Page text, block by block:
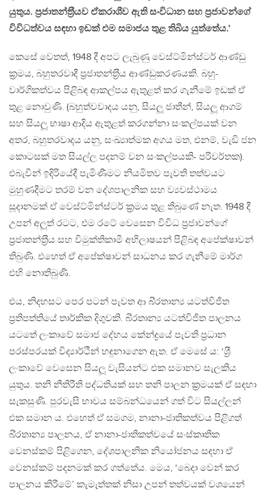
යුතුය. ප‍්‍රජාතන්ත‍්‍රීයව ඒකරාශීව ඇති සංවිධාන සහ ප‍්‍රජාවන්ගේ
විවිධත්වය සඳහා ඉඩක් එම සමාජය තුළ තිබිය යුත්තේය.’
කෙසේ වෙතත්, 1948 දී අපට ලැබුණු වෙස්ට්මින්ස්ටර් ආණ්ඩු
ක‍්‍රමය, බහුතරවාදී ප‍්‍රජාතන්ත‍්‍රීය ආණ්ඩුකරණයකි. බහු-
වාර්ගිකත්වය පිළිබඳ ආකල්පය ඇතුළත් කර ගැනීමේ ඉඩක් ඒ
තුළ නොවුණි. (බහුත්වවාදය යනු, සියලූ ජාතීන්, සියලූ ආගම්
සහ සියලූ භාෂා ආදිය ඇතුළත් කරගන්නා සංකල්පයක් වන
අතර, බහුතරවාදය යනු, සංඛ්‍යාත්මක අගය මත, එනම්, වැඩි ජන
කොටසක් මත සියල්ල පදනම් වන සංකල්පයකි- පරිවර්තක).
එබැවින් ඉදිරියේදී පැමිණීමට නියමිතව පැවති තත්වයට
මුහුණදීමට තරම් වන දේශපාලනික සහ ව්‍යවස්ථාමය
සූදානමක් ඒ වෙස්ට්මින්ස්ටර් ක‍්‍රමය තුළ තිබුණේ නැත. 1948 දී
උපන් අලූත් රටට, එම රටේ වෙසෙන විවිධ ප‍්‍රජාවන්ගේ
ප‍්‍රජාතන්ත‍්‍රීය සහ විමුක්තිකාමී අභිලාෂයන් පිළිබඳ අපේක්ෂාවන්
තිබුණි. එහෙත් ඒ අපේක්ෂාවන් සාධනය කර ගැනීමේ මාර්ග
එහි නොතිබුණි.
එය, නිදහසට පෙර පටන් පැවත ආ බි‍්‍රතාන්‍ය යටත්විජිත
ප‍්‍රතිපත්තියේ තාර්කික දිගුවකි. බි‍්‍රතාන්‍ය යටත්විජිත පාලනය
යටතේ ලංකාවේ සමාජ දේහය කේන්ද්‍රයේ පැවති ප‍්‍රධාන
පරස්පරයක් විද්‍යාර්ථීන් හඳුනාගෙන ඇත. ඒ මෙසේ ය: ‘ශ‍්‍රී
ලංකාවේ වෙසෙන සියලූ වැසියන්ට එක සමානව සැලකිය
යුතුය. තනි නීතිරීති පද්ධතියක් සහ තනි පාලන ක‍්‍රමයක් ඒ සඳහා
සැකසුණි. පුරවැසි භාවය සම්බන්ධයෙන් ගත් විට සියල්ලන්
එක සමාන ය. එහෙත් ඒ සමගම, නානා-ජාතිකත්වය පිළිගත්
බි‍්‍රතාන්‍ය පාලනය, ඒ නානා-ජාතිකත්වයේ සංස්කෘතික
වෙනස්කම් පිළිගෙන, දේශපාලනික නියෝජනය සඳහා ඒ
වෙනස්කම් පදනමක් කර ගත්තේය. මෙය, ‘බෙදා වෙන් කර
පාලනය කිරීමේ’ කැමැත්තක් නිසා උපන් තත්වයක් වශයෙන්